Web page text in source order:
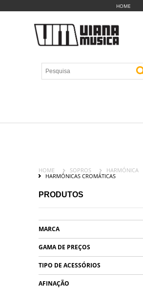
HOME
HOME SOPROS
HARMÓNICA
HARMÓNICAS CROMÁTICAS
PRODUTOS
MARCA
GAMA DE PREÇOS
TIPO DE ACESSÓRIOS
AFINAÇÃO